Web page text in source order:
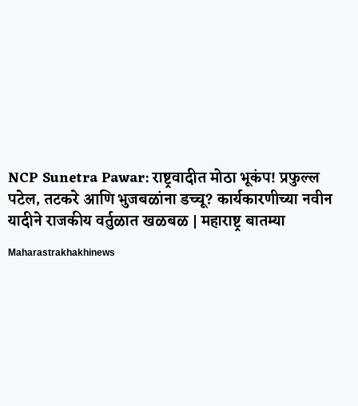
NCP Sunetra Pawar: राष्ट्रवादीत मोठा भूकंप! प्रफुल्ल
पटेल, तटकरे आणि भुजबळांना डच्चू? कार्यकारणीच्या नवीन
यादीने राजकीय वर्तुळात खळबळ | महाराष्ट्र बातम्या
Maharastrakhakhinews